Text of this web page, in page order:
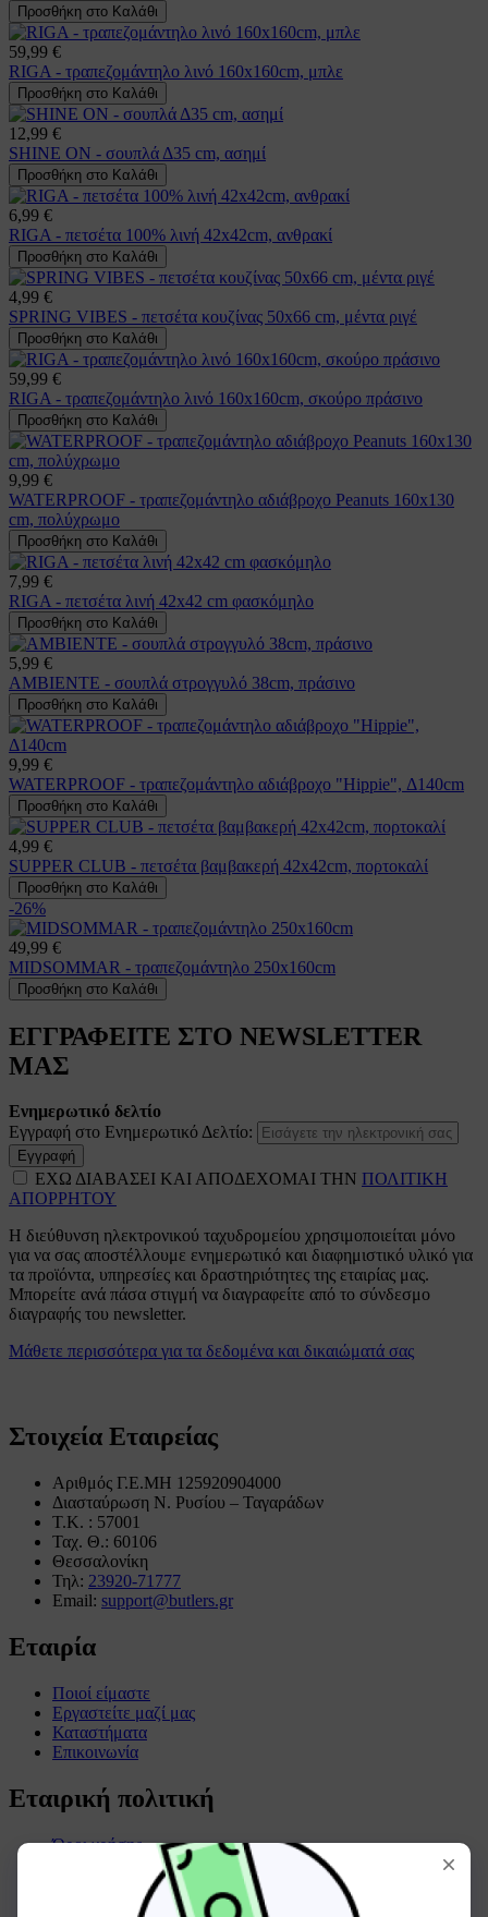
Προσθήκη στο Καλάθι
59,99 €
RIGA - τραπεζομάντηλο λινό 160x160cm, μπλε
Προσθήκη στο Καλάθι
12,99 €
SHINE ON - σουπλά Δ35 cm, ασημί
Προσθήκη στο Καλάθι
6,99 €
RIGA - πετσέτα 100% λινή 42x42cm, ανθρακί
Προσθήκη στο Καλάθι
4,99 €
SPRING VIBES - πετσέτα κουζίνας 50x66 cm, μέντα ριγέ
Προσθήκη στο Καλάθι
59,99 €
RIGA - τραπεζομάντηλο λινό 160x160cm, σκούρο πράσινο
Προσθήκη στο Καλάθι
9,99 €
WATERPROOF - τραπεζομάντηλο αδιάβροχο Peanuts 160x130
cm, πολύχρωμο
Προσθήκη στο Καλάθι
7,99 €
RIGA - πετσέτα λινή 42x42 cm φασκόμηλο
Προσθήκη στο Καλάθι
5,99 €
AMBIENTE - σουπλά στρογγυλό 38cm, πράσινο
Προσθήκη στο Καλάθι
9,99 €
WATERPROOF - τραπεζομάντηλο αδιάβροχο "Hippie", Δ140cm
Προσθήκη στο Καλάθι
4,99 €
SUPPER CLUB - πετσέτα βαμβακερή 42x42cm, πορτοκαλί
Προσθήκη στο Καλάθι
-26%
49,99 €
MIDSOMMAR - τραπεζομάντηλο 250x160cm
Προσθήκη στο Καλάθι
ΕΓΓΡΑΦΕΙΤΕ ΣΤΟ NEWSLETTER
ΜΑΣ
Ενημερωτικό δελτίο
Εγγραφή στο Ενημερωτικό Δελτίο:
Εγγραφή
ΕΧΩ ΔΙΑΒΑΣΕΙ ΚΑΙ ΑΠΟΔΕΧΟΜΑΙ ΤΗΝ ΠΟΛΙΤΙΚΗ
ΑΠΟΡΡΗΤΟΥ
Η διεύθυνση ηλεκτρονικού ταχυδρομείου χρησιμοποιείται μόνο
για να σας αποστέλλουμε ενημερωτικό και διαφημιστικό υλικό για
τα προϊόντα, υπηρεσίες και δραστηριότητες της εταιρίας μας.
Μπορείτε ανά πάσα στιγμή να διαγραφείτε από το σύνδεσμο
διαγραφής του newsletter.
Μάθετε περισσότερα για τα δεδομένα και δικαιώματά σας
Στοιχεία Εταιρείας
Αριθμός Γ.Ε.ΜΗ 125920904000
Διασταύρωση Ν. Ρυσίου – Ταγαράδων
Τ.Κ. : 57001
Ταχ. Θ.: 60106
Θεσσαλονίκη
Τηλ: 23920-71777
Email: support@butlers.gr
Εταιρία
Ποιοί είμαστε
Εργαστείτε μαζί μας
Καταστήματα
Επικοινωνία
Εταιρική πολιτική
Όροι χρήσης
Όροι συναλλαγών
Πολιτική απορρήτου
Πολιτική επιστροφών